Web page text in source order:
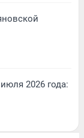
2026 года: